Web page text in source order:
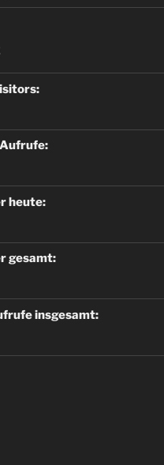
heute:
gesamt:
insgesamt: